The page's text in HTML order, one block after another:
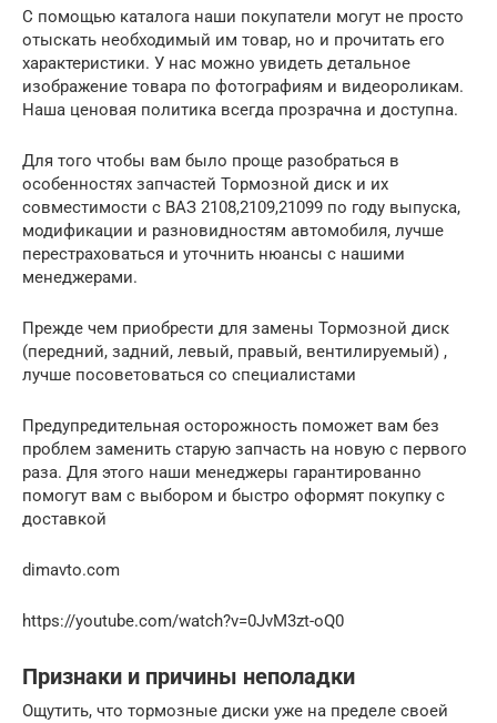
С помощью каталога наши покупатели могут не просто
отыскать необходимый им товар, но и прочитать его
характеристики. У нас можно увидеть детальное
изображение товара по фотографиям и видеороликам.
Наша ценовая политика всегда прозрачна и доступна.
Для того чтобы вам было проще разобраться в
особенностях запчастей Тормозной диск и их
совместимости с ВАЗ 2108,2109,21099 по году выпуска,
модификации и разновидностям автомобиля, лучше
перестраховаться и уточнить нюансы с нашими
менеджерами.
Прежде чем приобрести для замены Тормозной диск
(передний, задний, левый, правый, вентилируемый) ,
лучше посоветоваться со специалистами
Предупредительная осторожность поможет вам без
проблем заменить старую запчасть на новую с первого
раза. Для этого наши менеджеры гарантированно
помогут вам с выбором и быстро оформят покупку с
доставкой
dimavto.com
https://youtube.com/watch?v=0JvM3zt-oQ0
Признаки и причины неполадки
Ощутить, что тормозные диски уже на пределе своей